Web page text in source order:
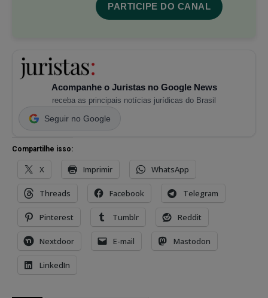
PARTICIPE DO CANAL
Acompanhe o Juristas no Google News
receba as principais notícias jurídicas do Brasil
Seguir no Google
Compartilhe isso:
X Imprimir WhatsApp
Threads Facebook Telegram
Pinterest Tumblr Reddit
Nextdoor E-mail Mastodon
LinkedIn